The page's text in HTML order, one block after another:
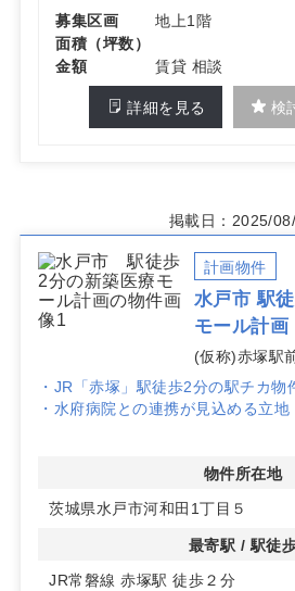
募集区画
地上1階
面積（坪数）
金額
賃貸 相談
詳細を見る 検
掲載日：2025/
計画物件
水戸市 駅
モール計画
(仮称)赤塚駅
・JR「赤塚」駅徒歩2分の駅チカ物
・水府病院との連携が見込める立地
・駐車場確保予定のため広域から
物件所在地
茨城県水戸市河和田1丁目５
最寄駅 / 駅徒
JR常磐線 赤塚駅 徒歩２分